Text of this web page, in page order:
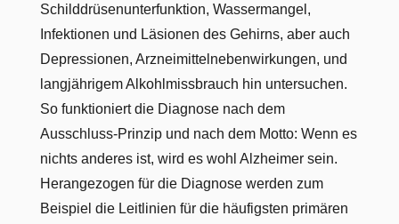
Schilddrüsenunterfunktion, Wassermangel,
Infektionen und Läsionen des Gehirns, aber auch
Depressionen, Arzneimittelnebenwirkungen, und
langjährigem Alkohlmissbrauch hin untersuchen.
So funktioniert die Diagnose nach dem
Ausschluss-Prinzip und nach dem Motto: Wenn es
nichts anderes ist, wird es wohl Alzheimer sein.
Herangezogen für die Diagnose werden zum
Beispiel die Leitlinien für die häufigsten primären